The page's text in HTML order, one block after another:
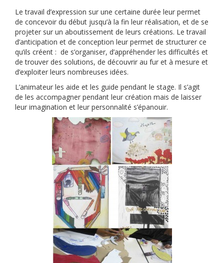
Le travail d’expression sur une certaine durée leur permet
de concevoir du début jusqu’à la fin leur réalisation, et de se
projeter sur un aboutissement de leurs créations. Le travail
d’anticipation et de conception leur permet de structurer ce
qu’ils créent : de s’organiser, d’appréhender les difficultés et
de trouver des solutions, de découvrir au fur et à mesure et
d’exploiter leurs nombreuses idées.
L’animateur les aide et les guide pendant le stage. Il s’agit
de les accompagner pendant leur création mais de laisser
leur imagination et leur personnalité s’épanouir.